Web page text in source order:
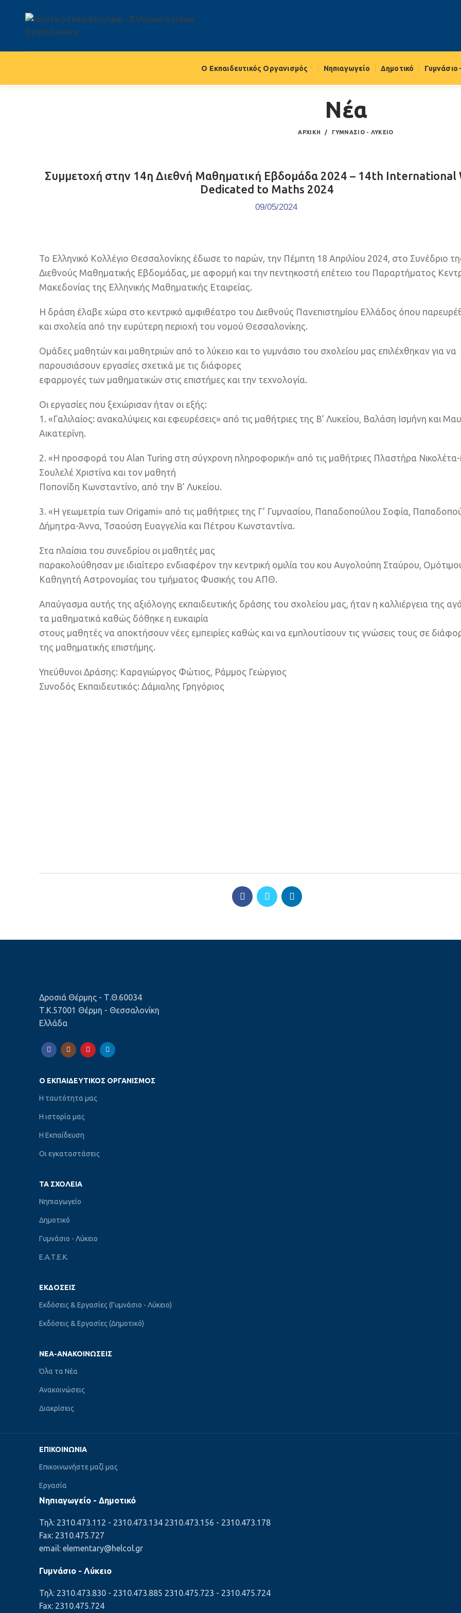
Ο Εκπαιδευτικός Οργανισμός Νηπιαγωγείο Δημοτικό Γυμνάσιο
Νέα
ΑΡΧΙΚΉ ΓΥΜΝΆΣΙΟ - ΛΎΚΕΙΟ
Συμμετοχή στην 14η Διεθνή Μαθηματική Εβδομάδα 2024 – 14th International
Dedicated to Maths 2024
09/05/2024
Το Ελληνικό Κολλέγιο Θεσσαλονίκης έδωσε το παρών, την Πέμπτη 18 Απριλίου 2024, στο Συνέδριο
Διεθνούς Μαθηματικής Εβδομάδας, με αφορμή και την πεντηκοστή επέτειο του Παραρτήματος
Μακεδονίας της Ελληνικής Μαθηματικής Εταιρείας.
Η δράση έλαβε χώρα στο κεντρικό αμφιθέατρο του Διεθνούς Πανεπιστημίου Ελλάδος όπου
και σχολεία από την ευρύτερη περιοχή του νομού Θεσσαλονίκης.
Ομάδες μαθητών και μαθητριών από το λύκειο και το γυμνάσιο του σχολείου μας επιλέχθηκαν για να
παρουσιάσουν εργασίες σχετικά με τις διάφορες
εφαρμογές των μαθηματικών στις επιστήμες και την τεχνολογία.
Οι εργασίες που ξεχώρισαν ήταν οι εξής:
1. «Γαλιλαίος: ανακαλύψεις και εφευρέσεις» από τις μαθήτριες της Β’ Λυκείου, Βαλάση Ισμήνη και
Αικατερίνη.
2. «Η προσφορά του Alan Turing στη σύγχρονη πληροφορική» από τις μαθήτριες Πλαστήρα
Σουλελέ Χριστίνα και τον μαθητή
Ποπονίδη Κωνσταντίνο, από την Β’ Λυκείου.
3. «Η γεωμετρία των Origami» από τις μαθήτριες της Γ’ Γυμνασίου, Παπαδοπούλου Σοφία,
Δήμητρα-Άννα, Τσαούση Ευαγγελία και Πέτρου Κωνσταντίνα.
Στα πλαίσια του συνεδρίου οι μαθητές μας
παρακολούθησαν με ιδιαίτερο ενδιαφέρον την κεντρική ομιλία του κου Αυγολούπη Σταύρου,
Καθηγητή Αστρονομίας του τμήματος Φυσικής του ΑΠΘ.
Απαύγασμα αυτής της αξιόλογης εκπαιδευτικής δράσης του σχολείου μας, ήταν η καλλιέργεια της
τα μαθηματικά καθώς δόθηκε η ευκαιρία
στους μαθητές να αποκτήσουν νέες εμπειρίες καθώς και να εμπλουτίσουν τις γνώσεις τους σε
της μαθηματικής επιστήμης.
Υπεύθυνοι Δράσης: Καραγιώργος Φώτιος, Ράμμος Γεώργιος
Συνοδός Εκπαιδευτικός: Δάμιαλης Γρηγόριος
Δροσιά Θέρμης - Τ.Θ.60034
Τ.Κ.57001 Θέρμη - Θεσσαλονίκη
Ελλάδα
Ο ΕΚΠΑΙΔΕΥΤΙΚΌΣ ΟΡΓΑΝΙΣΜΌΣ
Η ταυτότητα μας
Η ιστορία μας
Η Εκπαίδευση
Οι εγκαταστάσεις
ΤΑ ΣΧΟΛΕΊΑ
Νηπιαγωγείο
Δημοτικό
Γυμνάσιο - Λύκειο
Ε.Α.Τ.Ε.Κ.
ΕΚΔΌΣΕΙΣ
Εκδόσεις & Εργασίες (Γυμνάσιο - Λύκειο)
Εκδόσεις & Εργασίες (Δημοτικό)
ΝΈΑ-ΑΝΑΚΟΙΝΏΣΕΙΣ
Όλα τα Νέα
Ανακοινώσεις
Διακρίσεις
ΕΠΙΚΟΙΝΩΝΊΑ
Επικοινωνήστε μαζί μας
Εργασία
Νηπιαγωγείο - Δημοτικό
Τηλ: 2310.473.112 - 2310.473.134 2310.473.156 - 2310.473.178
Fax: 2310.475.727
email: elementary@helcol.gr
Γυμνάσιο - Λύκειο
Τηλ: 2310.473.830 - 2310.473.885 2310.475.723 - 2310.475.724
Fax: 2310.475.724